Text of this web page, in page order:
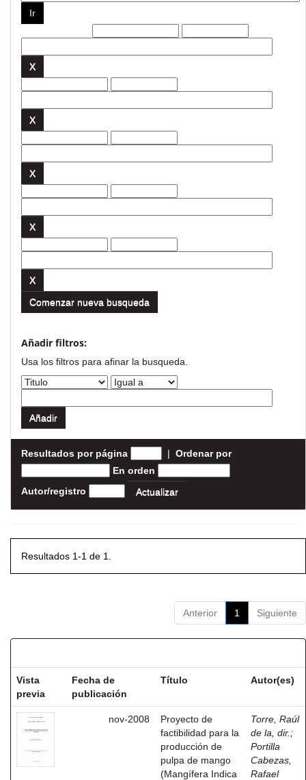
Comenzar nueva busqueda
Añadir filtros:
Usa los filtros para afinar la busqueda.
Resultados por página | Ordenar por
En orden
Autor/registro
Resultados 1-1 de 1.
Anterior 1 Siguiente
Vista
previa
Fecha de
publicación
Título Autor(es)
nov-2008
Proyecto de
factibilidad para la
producción de
pulpa de mango
(Mangífera Indica
Torre, Raúl
de la, dir. ;
Portilla
Cabezas,
Rafael